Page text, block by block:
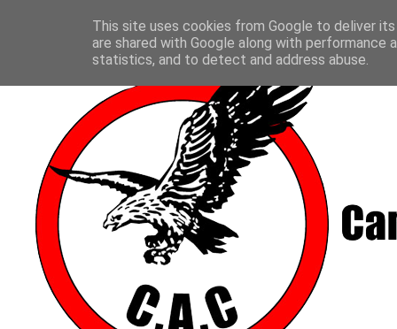
This site uses cookies from Google to deliver
are shared with Google along with
statistics, and to detect and address abuse.